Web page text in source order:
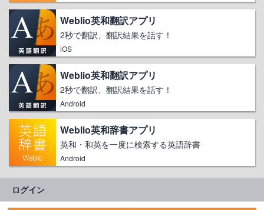
Weblio英和翻訳アプリ
2秒で翻訳、翻訳結果を話す！
iOS
Weblio英和翻訳アプリ
2秒で翻訳、翻訳結果を話す！
Android
Weblio英和辞書アプリ
英和・和英を一度に検索する英語辞書
Android
ログイン